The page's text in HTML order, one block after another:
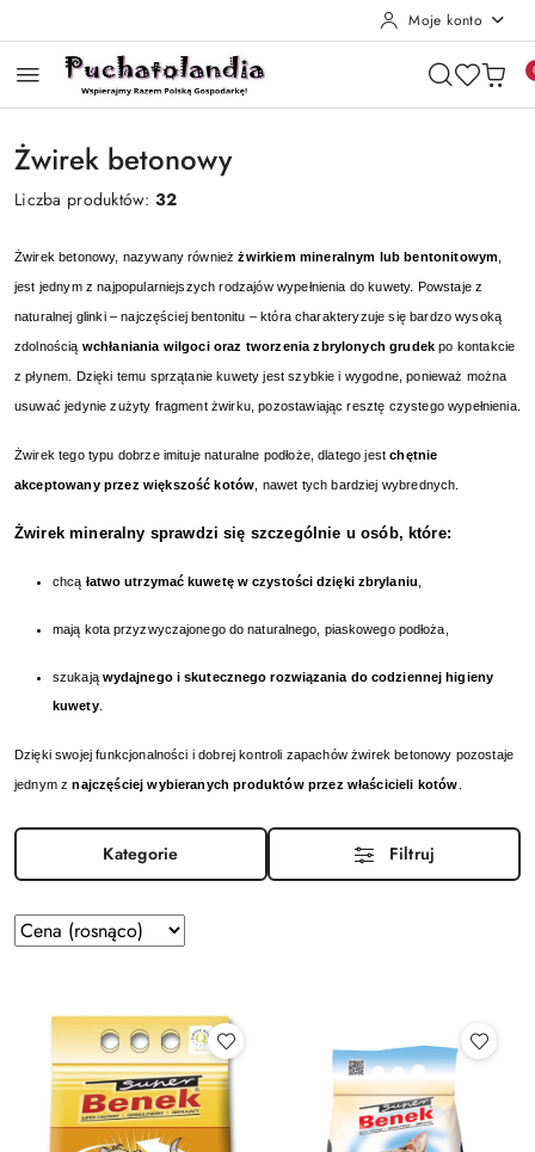
Moje konto
Żwirek betonowy
Liczba produktów:32
Żwirek betonowy, nazywany równieżżwirkiem mineralnym lub bentonitowym
jest jednym z najpopularniejszych rodzajów wypełnienia do kuwety. Powstaje z
naturalnej glinki – najczęściej bentonitu – która charakteryzuje się bardzo wysoką
zdolnością wchłaniania wilgoci oraz tworzenia zbrylonych grudek po kontakcie
z płynem. Dzięki temu sprzątanie kuwety jest szybkie i wygodne, ponieważ można
usuwać jedynie zużyty fragment żwirku, pozostawiając resztę czystego wypełnienia.
Żwirek tego typu dobrze imituje naturalne podłoże, dlatego jestchętnie
akceptowany przez większość kotów , nawet tych bardziej wybrednych.
Żwirek mineralny sprawdzi się szczególnie u osób, które:
chcą łatwo utrzymać kuwetę w czystości dzięki zbrylaniu
mają kota przyzwyczajonego do naturalnego, piaskowego podłoża,
szukają wydajnego i skutecznego rozwiązania do codziennej higieny
kuwety.
Dzięki swojej funkcjonalności i dobrej kontroli zapachów żwirek betonowy pozostaje
jednym znajczęściej wybieranych produktów przez właścicieli kotów
Kategorie Filtruj
Zastosowano
sortowanie:
(rosnąco).
Sortuj
według